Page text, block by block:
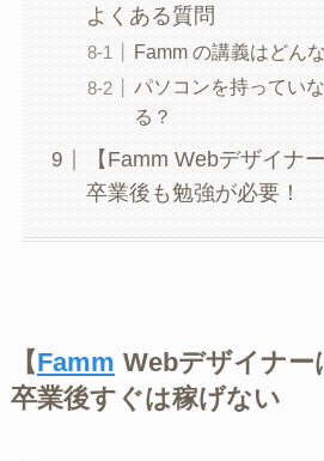
よくある質問
Famm の講義はどん
パソコンを持ってい
る？
【Famm Webデザイナ
卒業後も勉強が必要！
【Famm Webデザイナー
卒業後すぐは稼げない